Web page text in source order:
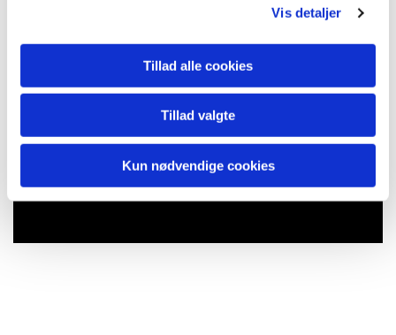
Vis detaljer
Tillad alle cookies
Tillad valgte
Kun nødvendige cookies
Du vil måske også kunne lide...